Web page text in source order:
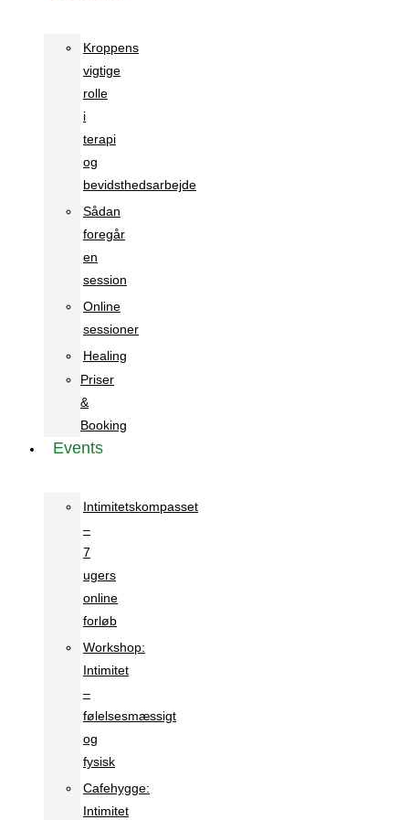
Kroppens
vigtige
rolle
i
terapi
og
bevidsthedsarbejde
Sådan
foregår
en
session
Online
sessioner
Healing
Priser
&
Booking
Events
Intimitetskompasset
–
7
ugers
online
forløb
Workshop:
Intimitet
–
følelsesmæssigt
og
fysisk
Cafehygge:
Intimitet